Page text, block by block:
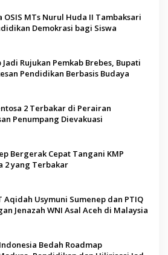
OSIS MTs Nurul Huda II Tambaksari
Demokrasi bagi Siswa
Rujukan Pemkab Brebes, Bupati
Pendidikan Berbasis Budaya
2 Terbakar di Perairan
Penumpang Dievakuasi
Bergerak Cepat Tangani KMP
2 yang Terbakar
Aqidah Usymuni Sumenep dan PTIQ
Jenazah WNI Asal Aceh di Malaysia
Bedah Roadmap